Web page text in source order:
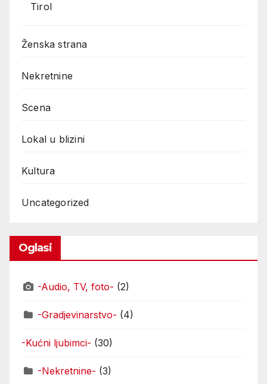
Tirol
Ženska strana
Nekretnine
Scena
Lokal u blizini
Kultura
Uncategorized
Oglasi
-Audio, TV, foto- (2)
-Gradjevinarstvo- (4)
-Kućni ljubimci- (30)
-Nekretnine- (3)